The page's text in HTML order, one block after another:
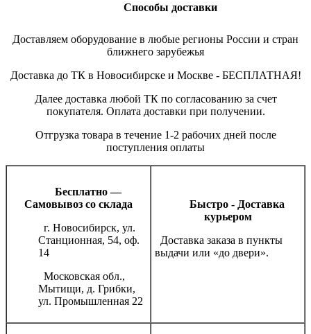
Способы доставки
Доставляем оборудование в любые регионы России и стран
ближнего зарубежья
Доставка до ТК в Новосибирске и Москве - БЕСПЛАТНАЯ!
Далее доставка любой ТК по согласованию за счет
покупателя. Оплата доставки при получении.
Отгрузка товара в течение 1-2 рабочих дней после
поступления оплаты
Бесплатно —
Самовывоз со склада
г. Новосибирск, ул.
Станционная, 54, оф.
14
Московская обл.,
Мытищи, д. Грибки,
ул. Промышленная 22
Быстро - Доставка
курьером
Доставка заказа в пункты
выдачи или «до двери».